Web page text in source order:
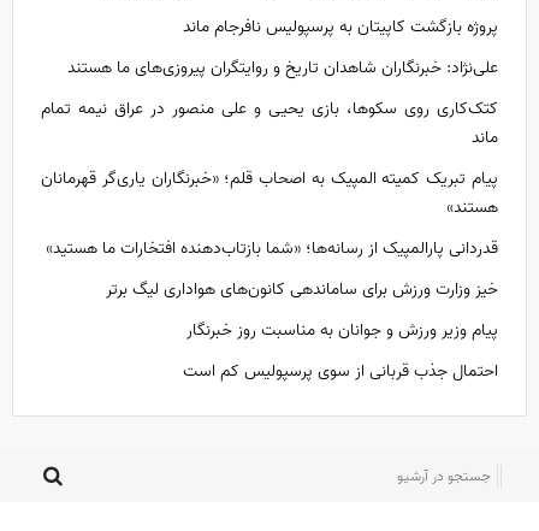
پروژه بازگشت کاپیتان به پرسپولیس نافرجام ماند
علی‌نژاد: خبرنگاران شاهدان تاریخ و روایتگران پیروزی‌های ما هستند
کتک‌کاری روی سکوها، بازی یحیی و علی منصور در عراق نیمه تمام
ماند
پیام تبریک کمیته المپیک به اصحاب قلم؛ «خبرنگاران یاری‌گر قهرمانان
هستند»
قدردانی پارالمپیک از رسانه‌ها؛ «شما بازتاب‌دهنده افتخارات ما هستید»
خیز وزارت ورزش برای ساماندهی کانون‌های هواداری لیگ برتر
پیام وزیر ورزش و جوانان به مناسبت روز خبرنگار
احتمال جذب قربانی از سوی پرسپولیس کم است